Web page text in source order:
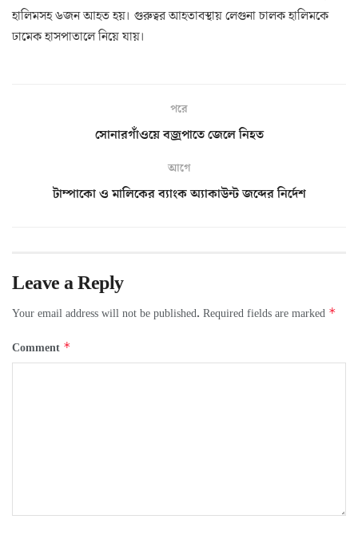
হালিমসহ ৬জন আহত হয়। গুরুত্বর আহতাবস্থায় লেগুনা চালক হালিমকে
ঢামেক হাসপাতালে নিয়ে যায়।
পরে
সোনারগাঁওয়ে বজ্রপাতে জেলে নিহত
আগে
টাম্পাকো ও মালিকের ব্যাংক অ্যাকাউন্ট জব্দের নির্দেশ
Leave a Reply
Your email address will not be published. Required fields are marked *
Comment *